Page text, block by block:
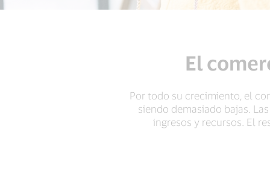
El
Por todo su crecimiento, el
siendo demasiado bajas.
ingresos y recursos. El